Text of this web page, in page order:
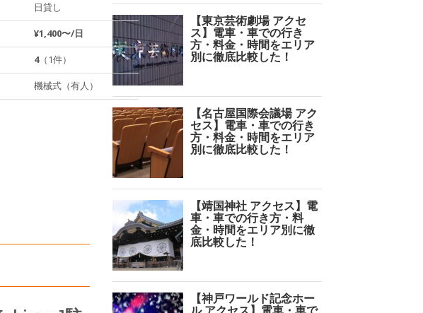
日貸し 日貸し・時間貸し 日貸し・時間貸し
¥1,400〜/日 ¥990〜/日¥83〜/15分 ¥990〜/日¥55〜/15分
4（1件） 4.6（36件） 4
機械式（有人） 平置き
【東京芸術劇場 アクセ
ス】電車・車での行き
方・料金・時間をエリア
別に徹底比較した！
【名古屋国際会議場 アク
セス】電車・車での行き
方・料金・時間をエリア
別に徹底比較した！
【靖国神社 アクセス】電
車・車での行き方・料
金・時間をエリア別に徹
底比較した！
【神戸ワールド記念ホー